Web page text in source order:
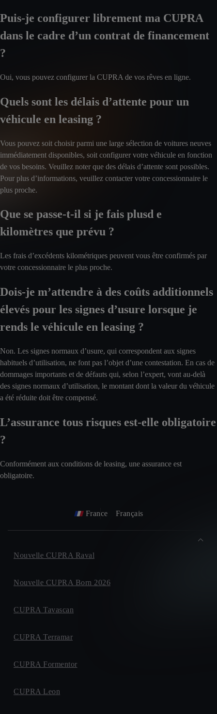
Puis-je configurer librement ma CUPRA
dans le cadre d’un contrat de financement
?
Oui, vous pouvez configurer la CUPRA de vos rêves en ligne.
Quels sont les délais d’attente pour un
véhicule en leasing ?
Vous pouvez soit choisir parmi une large sélection de voitures neuves
immédiatement disponibles, soit configurer votre véhicule en fonction
de vos besoins. Veuillez noter que des délais d’attente sont possibles.
Pour plus d’informations, veuillez contacter votre concessionnaire le
plus proche.
Que se passe-t-il si je fais plusd e
kilomètres que prévu ?
Les frais d’excédents kilométriques peuvent vous être confirmés par
votre concessionnaire le plus proche.
Dois-je m’attendre à des coûts additionnels
élevés pour les signes d’usure lorsque je
rends le véhicule en leasing ?
Non. Les signes normaux d’usure, qui correspondent aux signes
habituels d’utilisation, ne font pas l’objet d’une contestation. En cas de
dommages importants et de défauts qui, selon l’expert, vont au-delà
des signes normaux d’utilisation, le montant dont la valeur du véhicule
a été réduite doit être compensé.
L’assurance tous risques est-elle obligatoire
?
Conformément aux conditions de leasing, une assurance est
obligatoire.
France Français
Nouvelle CUPRA Raval
Nouvelle CUPRA Born 2026
CUPRA Tavascan
CUPRA Terramar
CUPRA Formentor
CUPRA Leon